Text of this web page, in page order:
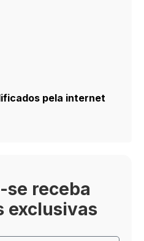
pela internet
se receba
exclusivas